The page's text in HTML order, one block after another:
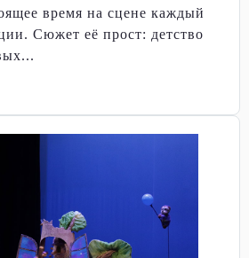
время на сцене каждый
Сюжет её прост: детство